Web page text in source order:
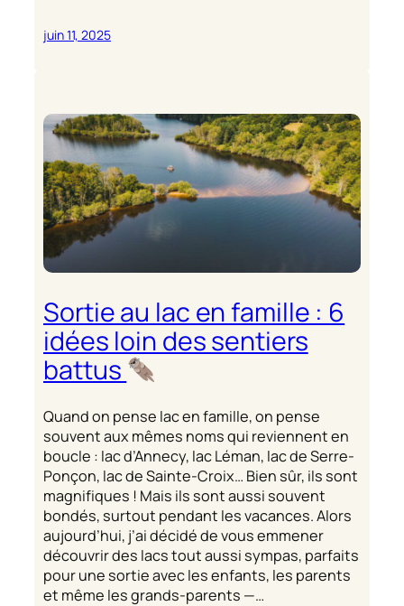
juin 11, 2025
Sortie au lac en famille : 6
idées loin des sentiers
battus
Quand on pense lac en famille, on pense
souvent aux mêmes noms qui reviennent en
boucle : lac d’Annecy, lac Léman, lac de Serre-
Ponçon, lac de Sainte-Croix… Bien sûr, ils sont
magnifiques ! Mais ils sont aussi souvent
bondés, surtout pendant les vacances. Alors
aujourd’hui, j’ai décidé de vous emmener
découvrir des lacs tout aussi sympas, parfaits
pour une sortie avec les enfants, les parents
et même les grands-parents —…